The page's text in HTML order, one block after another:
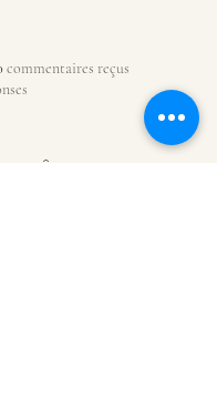
commentaires reçus
CHÂTILLON-SUR-